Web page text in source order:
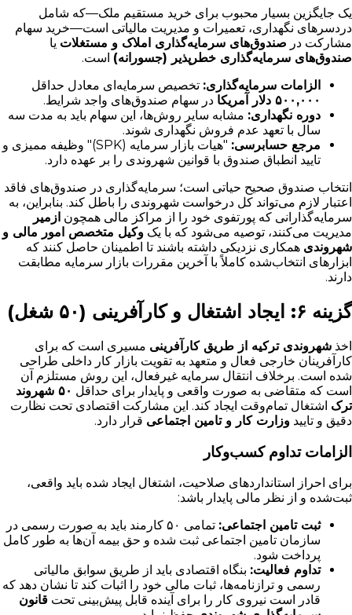
یک جایگزین بسیار محبوب برای خرید مستقیم ملک—که شامل
دردسرهای نگهداری، تعمیرات و مدیریت مالیاتی است—خرید سهام
مشارکت در صندوق‌های سرمایه‌گذاری املاک و مستغلات یا
صندوق‌های سرمایه‌گذاری خطرپذیر (جسورانه) است.
الزامات سرمایه‌گذاری: تخصیص سرمایه‌ای معادل حداقل
۵۰۰,۰۰۰ دلار آمریکا
در سهام صندوق‌های واجد شرایط.
دوره نگهداری: مشابه سایر روش‌ها، این سهام باید به مدت سه
سال با تعهد عدم فروش نگهداری شوند.
مرجع حسابرسی:
"هیات بازار سرمایه (SPK)" وظیفه ممیزی و
تایید انطباق صندوق با قوانین شهروندی را بر عهده دارد.
انتخاب صندوق صحیح حیاتی است؛ سرمایه‌گذاری در صندوق‌های فاقد
اعتبار لازم می‌تواند کل درخواست شهروندی را باطل کند. بنابراین، به
سرمایه‌گذارانی که پورتفوی خود را از مراکز مالی همچون ازمیر
مدیریت می‌کنند، توصیه می‌شود که با یک وکیل متخصص امور مالی و
شهروندی همکاری نزدیکی داشته باشند تا اطمینان حاصل کنند که
ابزارهای انتخاب‌شده کاملاً با آخرین مقررات بازار سرمایه مطابقت
دارند.
گزینه ۶: ایجاد اشتغال و کارآفرینی (۵۰ شغل)
اخذ شهروندی ترکیه از طریق کارآفرینی مسیری است که برای
کارآفرینان خارجی فعال و متعهد به تقویت بازار کار داخلی طراحی
شده است. برخلاف انتقال سرمایه غیرفعال، این روش مستلزم آن
است که متقاضی به صورت واقعی و پایدار برای حداقل
۵۰ شهروند
ترک اشتغال تمام‌وقت ایجاد کند. این مشارکت اقتصادی تحت نظارت
دقیق و تایید وزارت کار و تامین اجتماعی قرار دارد.
الزامات تداوم کسب‌وکار
برای احراز استانداردهای صلاحیت، اشتغال ایجاد شده باید واقعی،
ثبت‌شده و از نظر مالی پایدار باشد:
ثبت تامین اجتماعی:
تمامی ۵۰ کارمند باید به صورت رسمی در
سازمان تامین اجتماعی ثبت شده و حق بیمه آن‌ها به طور کامل
پرداخت شود.
تداوم فعالیت: بنگاه اقتصادی باید از طریق سوابق مالیاتی
رسمی و ترازنامه‌ها، ثبات مالی خود را اثبات کند تا نشان دهد که
قادر است نیروی کار را برای آینده قابل پیش‌بینی تحت قانون